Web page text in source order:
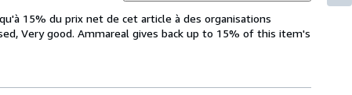
15% du prix net de cet article à des organisations
Very good. Ammareal gives back up to 15% of this item's